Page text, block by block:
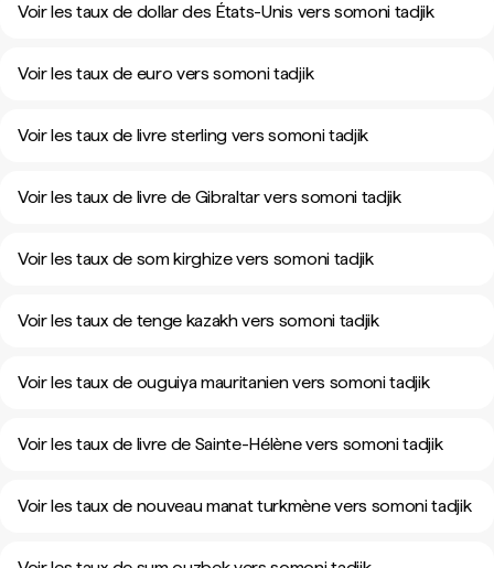
Voir les taux de dollar des États-Unis vers somoni tadjik
Voir les taux de euro vers somoni tadjik
Voir les taux de livre sterling vers somoni tadjik
Voir les taux de livre de Gibraltar vers somoni tadjik
Voir les taux de som kirghize vers somoni tadjik
Voir les taux de tenge kazakh vers somoni tadjik
Voir les taux de ouguiya mauritanien vers somoni tadjik
Voir les taux de livre de Sainte-Hélène vers somoni tadjik
Voir les taux de nouveau manat turkmène vers somoni tadjik